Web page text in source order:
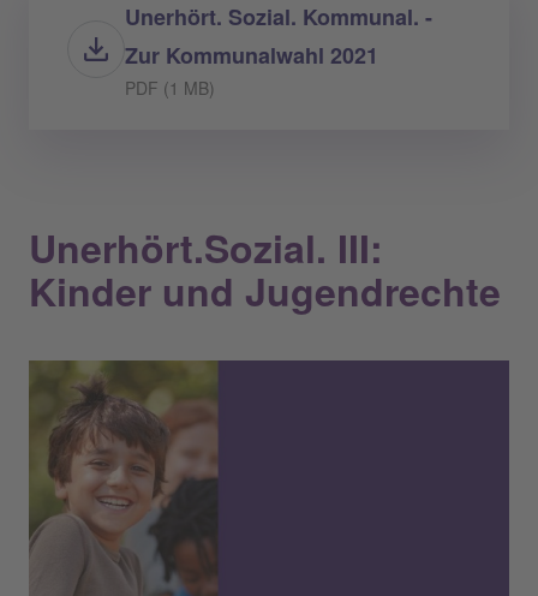
Unerhört. Sozial. Kommunal. -
Zur Kommunalwahl 2021
PDF (1 MB)
Unerhört.Sozial. III:
Kinder und Jugendrechte